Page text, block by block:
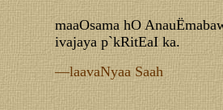
maaOsama hO
ivajaya p`kRitEaI ka.
—laavaNyaa Saah